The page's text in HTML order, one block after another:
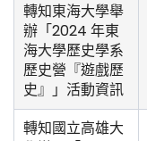
轉知東海大學舉
辦「2024 年東
海大學歷史學系
歷史營『遊戲歷
史』」活動資訊
轉知國立高雄大